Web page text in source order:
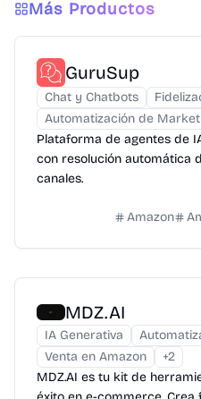
Más Productos
GuruSup
Chat y Chatbots
Automatización de
Plataforma de agentes de
con resolución automática
canales.
Amazon
MDZ.AI
IA Generativa
Venta en Amazon
+2
MDZ.AI es tu kit de